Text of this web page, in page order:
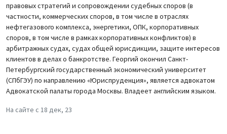
База знаний
Подписка
правовых стратегий и сопровождении судебных споров (в
частности, коммерческих споров, в том числе в отраслях
нефтегазового комплекса, энергетики, ОПК, корпоративных
споров, в том числе в рамках корпоративных конфликтов) в
арбитражных судах, судах общей юрисдикции, защите интересов
клиентов в делах о банкротстве. Георгий окончил Санкт-
Петербургский государственный экономический университет
(СПбГЭУ) по направлению «Юриспруденция», является адвокатом
Адвокатской палаты города Москвы. Владеет английским языком.
На сайте с 18 дек, 23